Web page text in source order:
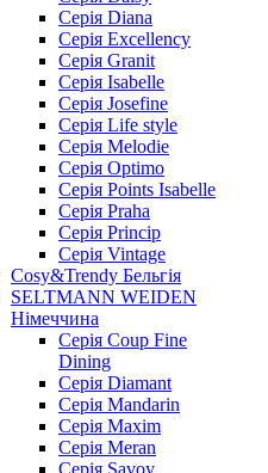
Серія Diana
Серія Excellency
Серія Granit
Серія Isabelle
Серія Josefine
Серія Life style
Серія Melodie
Серія Optimo
Серія Points Isabelle
Серія Praha
Серія Princip
Серія Vintage
Cosy&Trendy Бельгія
SELTMANN WEIDEN
Німеччина
Cерія Coup Fine
Dining
Cерія Diamant
Cерія Mandarin
Cерія Maxim
Серія Meran